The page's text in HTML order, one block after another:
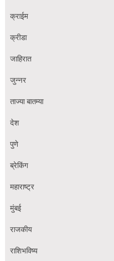
क्राईम
क्रीडा
जाहिरात
जुन्नर
ताज्या बातम्या
देश
पुणे
ब्रेकिंग
महाराष्ट्र
मुंबई
राजकीय
राशिभविष्य